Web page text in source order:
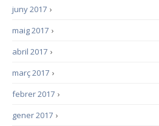
›
juny 2017
›
maig 2017
›
abril 2017
›
març 2017
›
febrer 2017
›
gener 2017